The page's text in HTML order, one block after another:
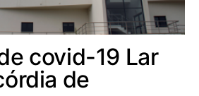
covid-19 Lar
de